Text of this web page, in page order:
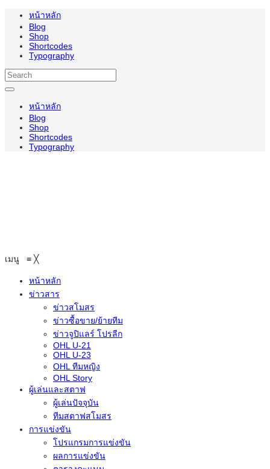
หน้าหลัก
Blog
Shop
Shortcodes
Typography
หน้าหลัก
Blog
Shop
Shortcodes
Typography
เมนู ≡ ╳
หน้าหลัก
ข่าวสาร
ข่าวสโมสร
ข่าวซื้อขาย/ย้ายทีม
ข่าวจูปิแลร์ โปรลีก
OHL U-21
OHL U-23
OHL ทีมหญิง
OHL Story
ผู้เล่นและสตาฟ
ผู้เล่นปัจจุบัน
ทีมสตาฟสโมสร
การแข่งขัน
โปรแกรมการแข่งขัน
ผลการแข่งขัน